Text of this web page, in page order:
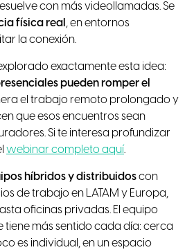
con más videollamadas. Se
física real , en entornos
la conexión.
exactamente esta idea:
pueden romper el
el trabajo remoto prolongado y
que esos encuentros sean
Si te interesa profundizar
webinar completo aquí.
híbridos y distribuidoscon
de trabajo en LATAM y Europa,
oficinas privadas. El equipo
más sentido cada día: cerca
es individual, en un espacio